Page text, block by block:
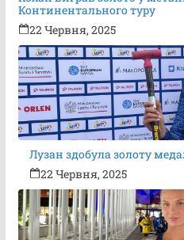
Континентального туру
22 Червня, 2025
Лузан здобула золоту
22 Червня, 2025